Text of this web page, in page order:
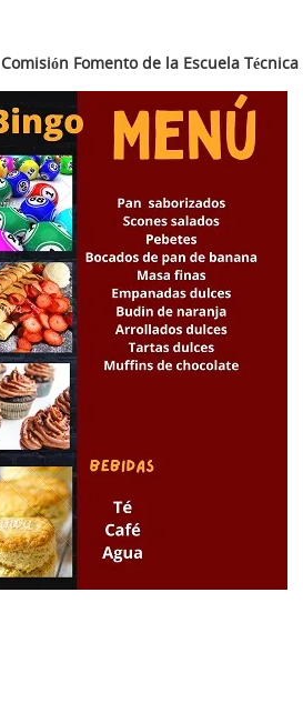
Comisión Fomento de la Escuela